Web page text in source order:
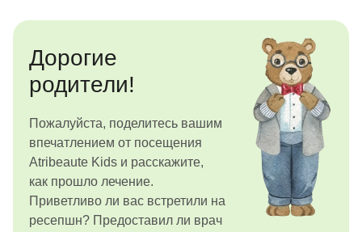
Дорогие
родители!
Пожалуйста, поделитесь вашим
впечатлением от посещения
Atribeaute Kids и расскажите,
как прошло лечение.
Приветливо ли вас встретили на
ресепшн? Предоставил ли врач